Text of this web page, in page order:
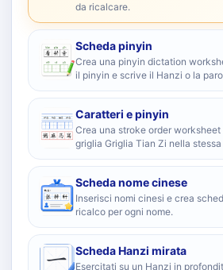
da ricalcare.
Scheda pinyin
Crea una pinyin dictation
il pinyin e scrive il Hanzi o la
Caratteri e pinyin
Crea una stroke order
griglia Griglia Tian Zi nella
Scheda nome cinese
Inserisci nomi cinesi e crea
ricalco per ogni nome.
Scheda Hanzi mirata
Esercitati su un Hanzi in